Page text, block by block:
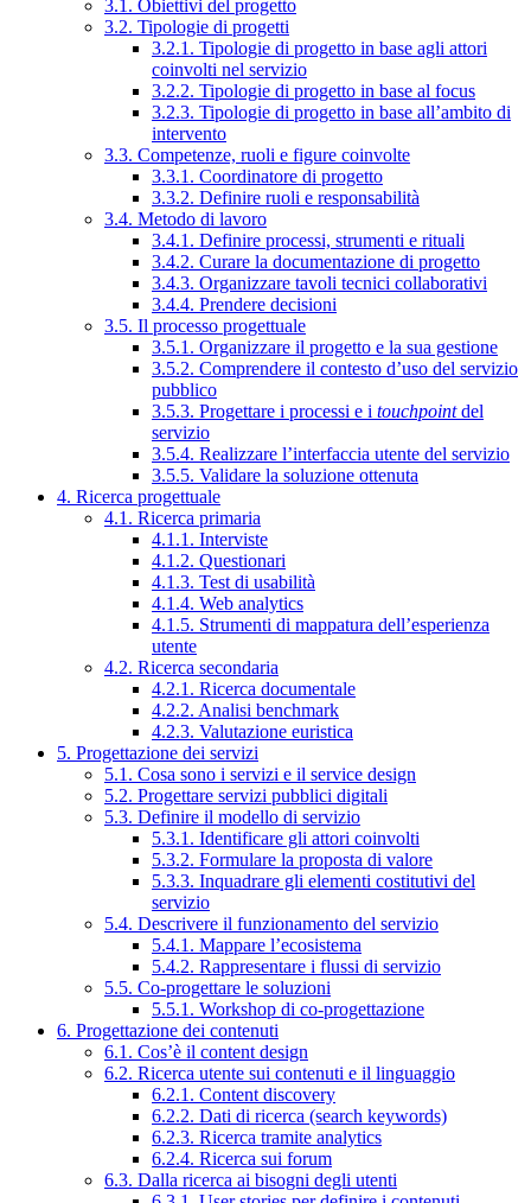
3.1. Obiettivi del progetto
3.2. Tipologie di progetti
3.2.1. Tipologie di progetto in base agli attori
coinvolti nel servizio
3.2.2. Tipologie di progetto in base al focus
3.2.3. Tipologie di progetto in base all’ambito di
intervento
3.3. Competenze, ruoli e figure coinvolte
3.3.1. Coordinatore di progetto
3.3.2. Definire ruoli e responsabilità
3.4. Metodo di lavoro
3.4.1. Definire processi, strumenti e rituali
3.4.2. Curare la documentazione di progetto
3.4.3. Organizzare tavoli tecnici collaborativi
3.4.4. Prendere decisioni
3.5. Il processo progettuale
3.5.1. Organizzare il progetto e la sua gestione
3.5.2. Comprendere il contesto d’uso del servizio
pubblico
3.5.3. Progettare i processi e i touchpointdel
servizio
3.5.4. Realizzare l’interfaccia utente del servizio
3.5.5. Validare la soluzione ottenuta
4. Ricerca progettuale
4.1. Ricerca primaria
4.1.1. Interviste
4.1.2. Questionari
4.1.3. Test di usabilità
4.1.4. Web analytics
4.1.5. Strumenti di mappatura dell’esperienza
utente
4.2. Ricerca secondaria
4.2.1. Ricerca documentale
4.2.2. Analisi benchmark
4.2.3. Valutazione euristica
5. Progettazione dei servizi
5.1. Cosa sono i servizi e il service design
5.2. Progettare servizi pubblici digitali
5.3. Definire il modello di servizio
5.3.1. Identificare gli attori coinvolti
5.3.2. Formulare la proposta di valore
5.3.3. Inquadrare gli elementi costitutivi del
servizio
5.4. Descrivere il funzionamento del servizio
5.4.1. Mappare l’ecosistema
5.4.2. Rappresentare i flussi di servizio
5.5. Co-progettare le soluzioni
5.5.1. Workshop di co-progettazione
6. Progettazione dei contenuti
6.1. Cos’è il content design
6.2. Ricerca utente sui contenuti e il linguaggio
6.2.1. Content discovery
6.2.2. Dati di ricerca (search keywords)
6.2.3. Ricerca tramite analytics
6.2.4. Ricerca sui forum
6.3. Dalla ricerca ai bisogni degli utenti